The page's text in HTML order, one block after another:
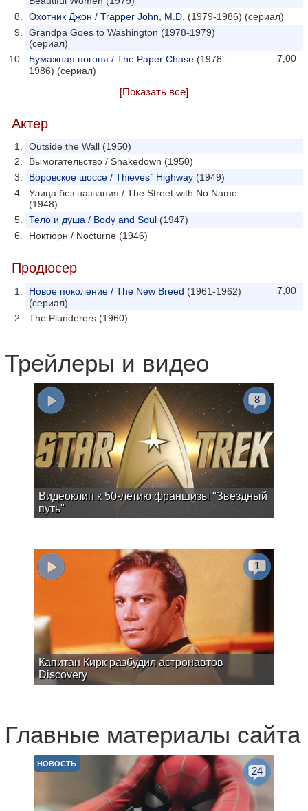
Охотник Джон / Trapper John, M.D. (1979-1986) (сериал)
Grandpa Goes to Washington (1978-1979)
(сериал)
7,00
Бумажная погоня / The Paper Chase (1978-
1986) (сериал)
[Показать все]
Актер
Outside the Wall (1950)
Вымогательство / Shakedown (1950)
Воровское шоссе / Thieves` Highway (1949)
Улица без названия / The Street with No Name
(1948)
Тело и душа / Body and Soul (1947)
Ноктюрн / Nocturne (1946)
Продюсер
7,00
Новое поколение / The New Breed (1961-1962)
(сериал)
The Plunderers (1960)
Трейлеры и видео
Видеоклип к 50-летию франшизы "Звездный
путь"
8
Капитан Кирк разбудил астронавтов
Discovery
1
Главные материалы сайта
НОВОСТЬ
24